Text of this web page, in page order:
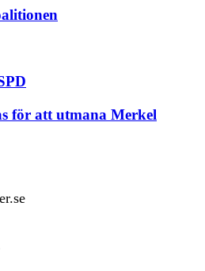
för att utmana Merkel